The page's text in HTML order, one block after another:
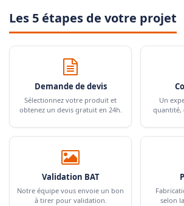
Les 5 étapes de votre projet
Demande de devis
Sélectionnez votre produit et
obtenez un devis gratuit en 24h.
Un
quantité,
Validation BAT
Notre équipe vous envoie un bon
à tirer pour validation.
selon